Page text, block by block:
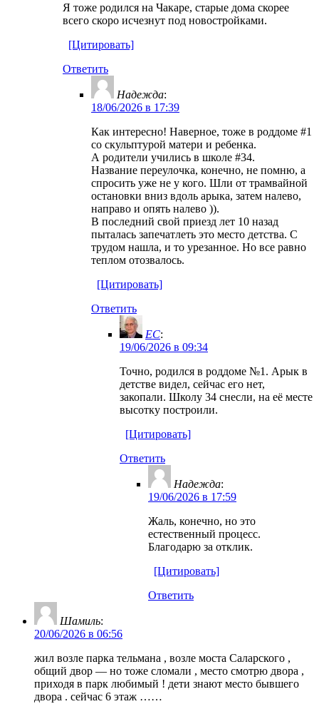
Я тоже родился на Чакаре, старые дома скорее
всего скоро исчезнут под новостройками.
[Цитировать]
Ответить
Надежда:
18/06/2026 в 17:39
Как интересно! Наверное, тоже в роддоме #1
со скульптурой матери и ребенка.
А родители учились в школе #34.
Название переулочка, конечно, не помню, а
спросить уже не у кого. Шли от трамвайной
остановки вниз вдоль арыка, затем налево,
направо и опять налево )).
В последний свой приезд лет 10 назад
пыталась запечатлеть это место детства. С
трудом нашла, и то урезанное. Но все равно
теплом отозвалось.
[Цитировать]
Ответить
EC:
19/06/2026 в 09:34
Точно, родился в роддоме №1. Арык в
детстве видел, сейчас его нет,
закопали. Школу 34 снесли, на её месте
высотку построили.
[Цитировать]
Ответить
Надежда:
19/06/2026 в 17:59
Жаль, конечно, но это
естественный процесс.
Благодарю за отклик.
[Цитировать]
Ответить
Шамиль:
20/06/2026 в 06:56
жил возле парка тельмана , возле моста Саларского ,
общий двор — но тоже сломали , место смотрю двора ,
приходя в парк любимый ! дети знают место бывшего
двора . сейчас 6 этаж ……